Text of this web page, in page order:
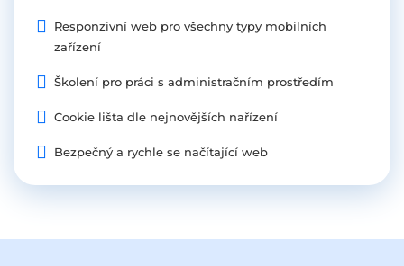
Responzivní web pro všechny typy mobilních
zařízení
Školení pro práci s administračním prostředím
Cookie lišta dle nejnovějších nařízení
Bezpečný a rychle se načítající web